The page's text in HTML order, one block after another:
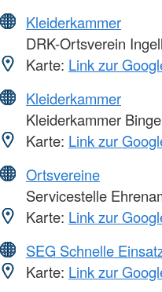
Kleiderkammer
DRK-Ortsverein
Karte: Link zur
Kleiderkammer
Kleiderkammer
Karte: Link zur
Ortsvereine
Servicestelle
Karte: Link zur
SEG Schnelle
Karte: Link zur